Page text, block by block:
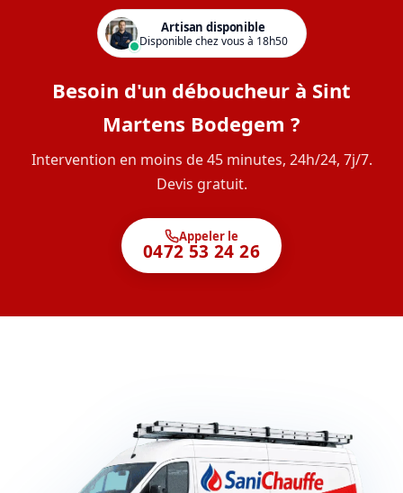
Artisan disponible
Disponible chez vous à 18h50
Besoin d'un déboucheur à Sint
Martens Bodegem ?
Intervention en moins de 45 minutes, 24h/24, 7j/7.
Devis gratuit.
Appeler le
0472 53 24 26